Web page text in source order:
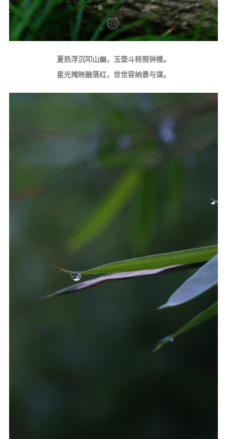
夏热浮沉叩山幽，玉壶斗转照钟楼。
星光掩映融落红，世世容纳景与谋。